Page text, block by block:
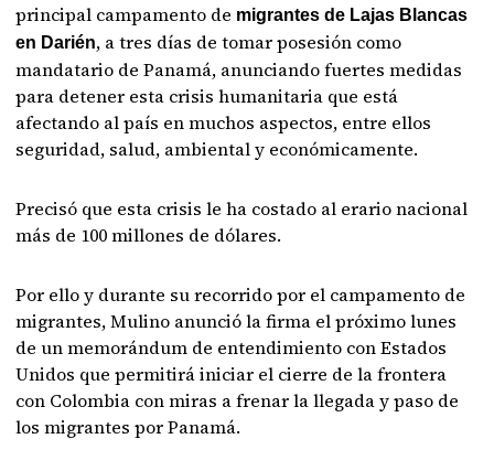
principal campamento de migrantes de Lajas Blancas
en Darién, a tres días de tomar posesión como
mandatario de Panamá, anunciando fuertes medidas
para detener esta crisis humanitaria que está
afectando al país en muchos aspectos, entre ellos
seguridad, salud, ambiental y económicamente.
Precisó que esta crisis le ha costado al erario nacional
más de 100 millones de dólares.
Por ello y durante su recorrido por el campamento de
migrantes, Mulino anunció la firma el próximo lunes
de un memorándum de entendimiento con Estados
Unidos que permitirá iniciar el cierre de la frontera
con Colombia con miras a frenar la llegada y paso de
los migrantes por Panamá.